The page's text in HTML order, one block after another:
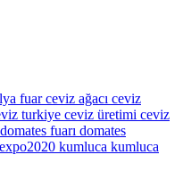
fuarceviz ağacı ceviz
turkiye ceviz üretimi ceviz
domates fuarı domates
kumluca kumluca